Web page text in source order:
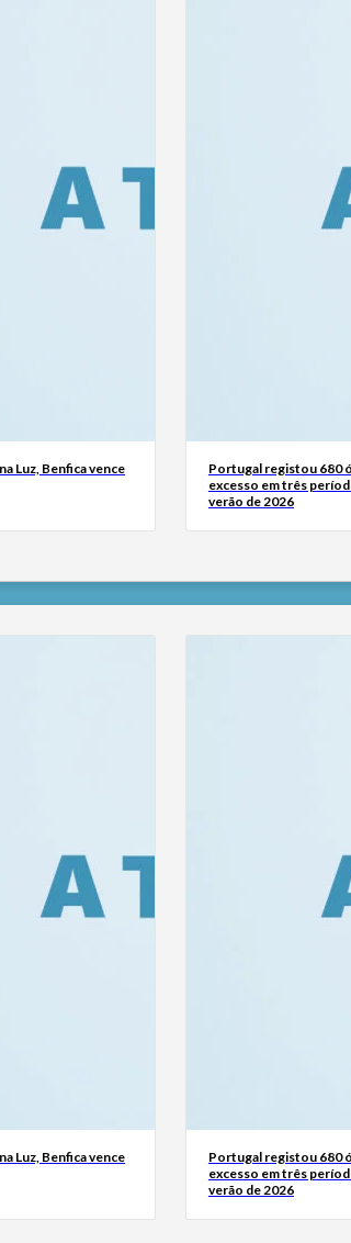
Luz, Benfica vence
Portugal registou 680
excesso em três
verão de 2026
Luz, Benfica vence
Portugal registou 680
excesso em três
verão de 2026